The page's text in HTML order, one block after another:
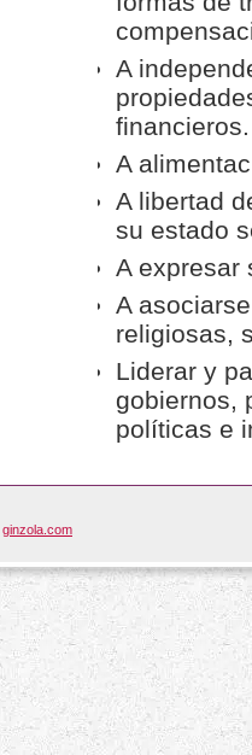
A
financieros.
A
A libertad
su estado
A expresar
A
religiosas,
Liderar y
gobiernos,
políticas e
ginzola.com